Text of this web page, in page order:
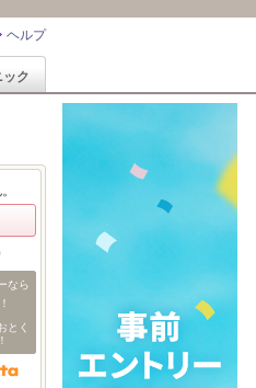
ヘルプ
ク
なら
とく